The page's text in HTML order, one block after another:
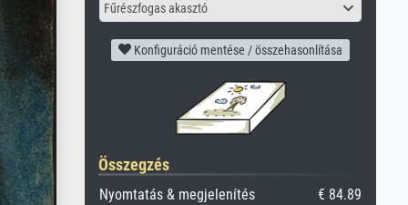
Fűrészfogas akasztó
Konfiguráció mentése / összehasonlítása
Összegzés
Nyomtatás & megjelenítés
€ 84.89